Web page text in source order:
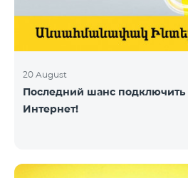
20 August
Последний шанс
Интернет!